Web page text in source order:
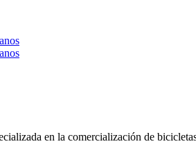
en la comercialización de